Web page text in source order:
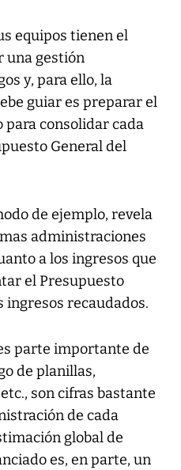
equipos tienen el
una gestión
y, para ello, la
guiar es preparar el
consolidar cada
General del
de ejemplo, revela
administraciones
a los ingresos que
el Presupuesto
ingresos recaudados.
parte importante de
de planillas,
son cifras bastante
de cada
global de
es, en parte, un